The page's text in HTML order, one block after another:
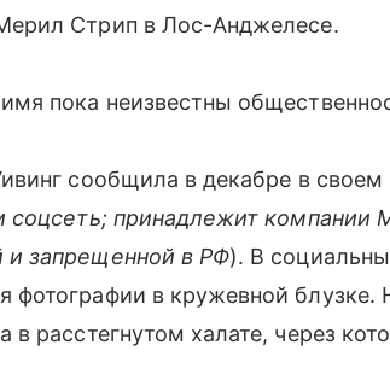
Стрип в Лос-Анджелесе.
пока неизвестны
сообщила в декабре в своем
соцсеть; принадлежит компании
и запрещенной в РФ). В
фотографии в кружевной блузке.
расстегнутом халате, через